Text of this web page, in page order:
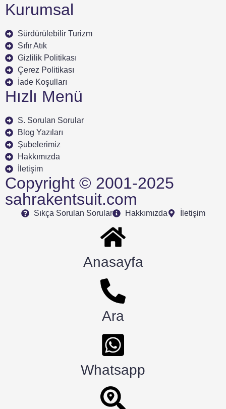
Kurumsal
Sürdürülebilir Turizm
Sıfır Atık
Gizlilik Politikası
Çerez Politikası
İade Koşulları
Hızlı Menü
S. Sorulan Sorular
Blog Yazıları
Şubelerimiz
Hakkımızda
İletişim
Copyright © 2001-2025
sahrakentsuit.com
Sıkça Sorulan Sorular Hakkımızda İletişim
Anasayfa
Ara
Whatsapp